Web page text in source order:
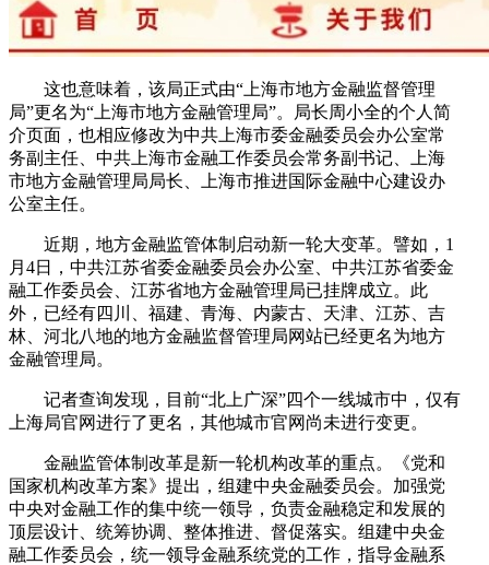
这也意味着，该局正式由“上海市地方金融监督管理
局”更名为“上海市地方金融管理局”。局长周小全的个人简
介页面，也相应修改为中共上海市委金融委员会办公室常
务副主任、中共上海市金融工作委员会常务副书记、上海
市地方金融管理局局长、上海市推进国际金融中心建设办
公室主任。
近期，地方金融监管体制启动新一轮大变革。譬如，1
月4日，中共江苏省委金融委员会办公室、中共江苏省委金
融工作委员会、江苏省地方金融管理局已挂牌成立。此
外，已经有四川、福建、青海、内蒙古、天津、江苏、吉
林、河北八地的地方金融监督管理局网站已经更名为地方
金融管理局。
记者查询发现，目前“北上广深”四个一线城市中，仅有
上海局官网进行了更名，其他城市官网尚未进行变更。
金融监管体制改革是新一轮机构改革的重点。《党和
国家机构改革方案》提出，组建中央金融委员会。加强党
中央对金融工作的集中统一领导，负责金融稳定和发展的
顶层设计、统筹协调、整体推进、督促落实。组建中央金
融工作委员会，统一领导金融系统党的工作，指导金融系